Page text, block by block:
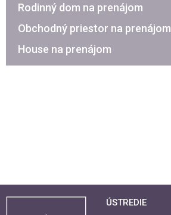
Rodinný dom na prenájom
Obchodný priestor na prenájom
House na prenájom
ÚSTREDIE